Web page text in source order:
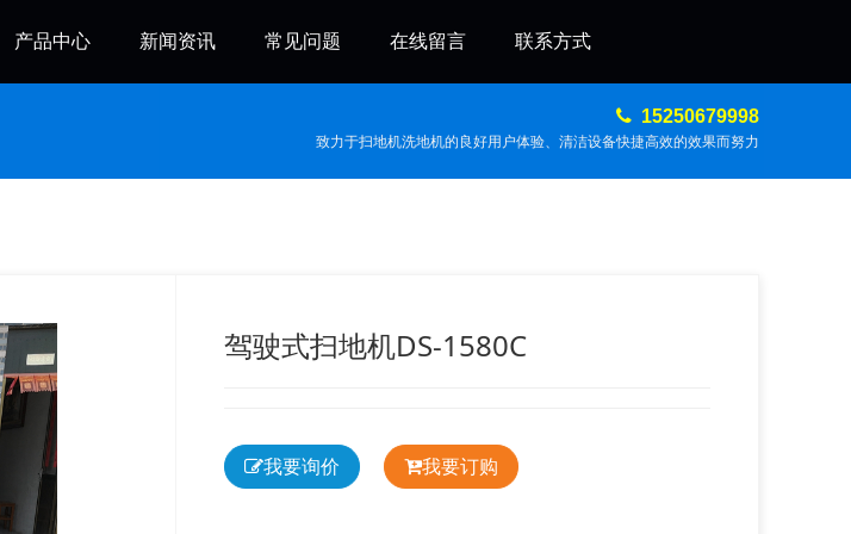
产品中心 新闻资讯 常见问题 在线留言 联系方式
15250679998
致力于扫地机洗地机的良好用户体验、清洁设备快捷高效的效果而努力
驾驶式扫地机DS-1580C
我要询价 我要订购